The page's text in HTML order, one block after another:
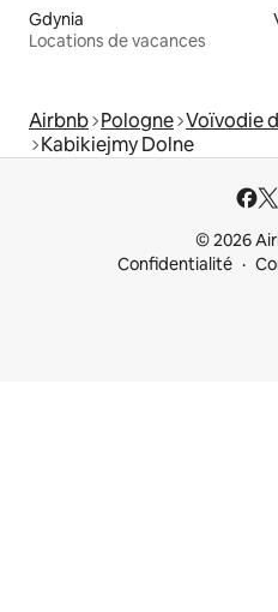
Gdynia
Locations de vacances
Airbnb Pologne Voïvodie
Kabikiejmy Dolne
© 2026
Confidentialité